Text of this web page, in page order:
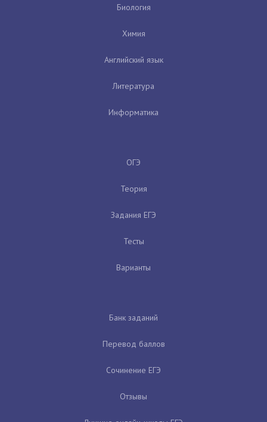
Биология
Химия
Английский язык
Литература
Информатика
ОГЭ
Теория
Задания ЕГЭ
Тесты
Варианты
Банк заданий
Перевод баллов
Сочинение ЕГЭ
Отзывы